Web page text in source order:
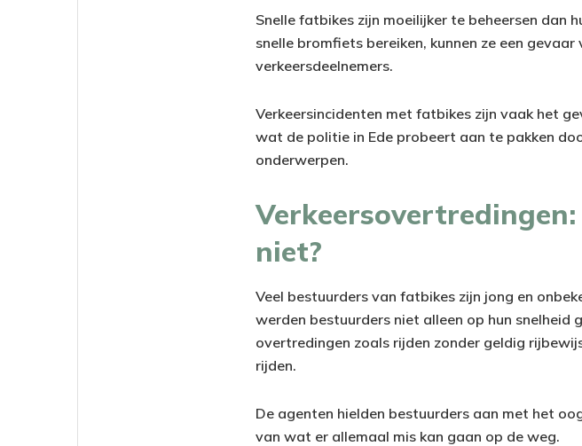
Snelle fatbikes zijn moeilijker te beheersen dan
snelle bromfiets bereiken, kunnen ze een
verkeersdeelnemers.
Verkeersincidenten met fatbikes zijn vaak het
wat de politie in Ede probeert aan te pakken
onderwerpen.
niet?
Veel bestuurders van fatbikes zijn jong en
werden bestuurders niet alleen op hun
overtredingen zoals rijden zonder geldig
rijden.
De agenten hielden bestuurders aan met het
van wat er allemaal mis kan gaan op de weg.